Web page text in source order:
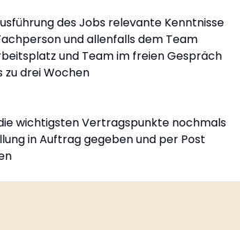
des Jobs relevante Kenntnisse
und allenfalls dem Team
und Team im freien Gespräch
zu drei Wochen
wichtigsten Vertragspunkte nochmals
in Auftrag gegeben und per Post